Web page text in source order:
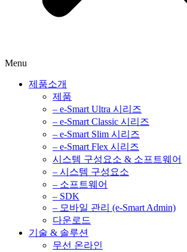
Menu
제품소개
제품
– e-Smart Ultra 시리즈
– e-Smart Classic 시리즈
– e-Smart Slim 시리즈
– e-Smart Flex 시리즈
시스템 구성요소 & 소프트웨어
– 시스템 구성요소
– 소프트웨어
– SDK
– 모바일 관리 (e-Smart Admin)
다운로드
기술 & 솔루션
무선 온라인